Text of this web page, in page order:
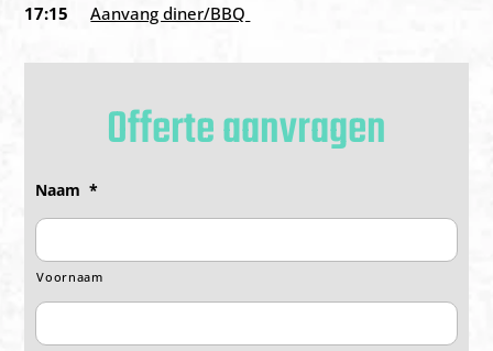
17:15Aanvang diner/BBQ
Offerte aanvragen
Naam *
Voornaam